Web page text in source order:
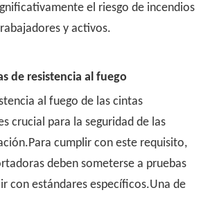
el riesgo de incendios
y activos.
de resistencia al fuego
al fuego de las cintas
crucial para la seguridad de las
cumplir con este requisito,
deben someterse a pruebas
con estándares específicos.Una de